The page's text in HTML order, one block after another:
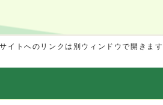
イトへのリンクは別ウィンドウで開きます